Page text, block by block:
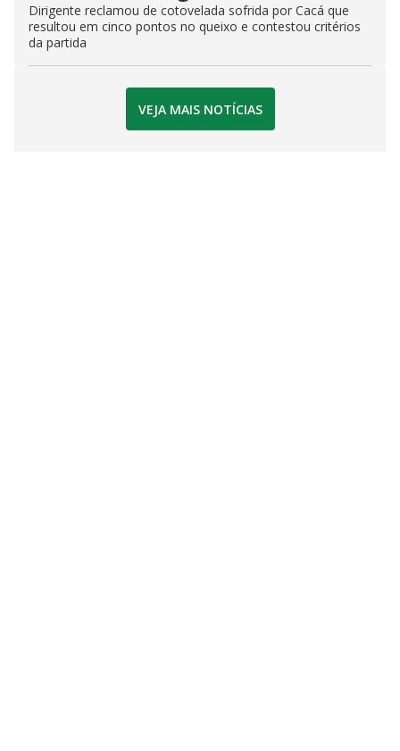
Dirigente reclamou de cotovelada sofrida por Cacá que
resultou em cinco pontos no queixo e contestou critérios
da partida
VEJA MAIS NOTÍCIAS